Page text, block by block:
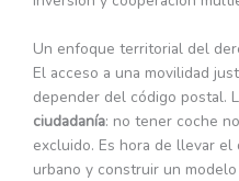
Un enfoque territorial del
El acceso a una movilidad
depender del código postal.
ciudadanía: no tener coche
excluido. Es hora de llevar
urbano y construir un